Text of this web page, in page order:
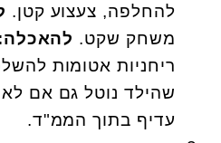
להחלפה, צעצוע קטן.
משחק שקט. להאכלה
ריחניות אטומות
שהילד נוטל גם אם
עדיף בתוך הממ"ד.